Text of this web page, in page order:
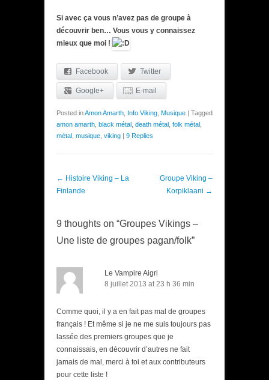
Si avec ça vous n’avez pas de groupe à
découvrir ben… Vous vous y connaissez
mieux que moi !
Facebook Twitter
Google+ E-mail
Posted inAmon Amarth, Info Viking, Musique
Tagged
amon amarth, black métal , death métal , folk métal ,
métal , musique, viking 9 Replies
Post navigation
← Histoire Viking – La
Finlande
Groupe Viking –
Korpiklaani →
9 thoughts on “Groupes Vikings –
Une liste de groupes pagan/folk”
Le Vampire Aigri
8 juillet 2013 at 23 h 36 min
Comme quoi, il y a en fait pas mal de groupes
français ! Et même si je ne me suis toujours pas
lassée des premiers groupes que je
connaissais, en découvrir d’autres ne fait
jamais de mal, merci à toi et aux contributeurs
pour cette liste !